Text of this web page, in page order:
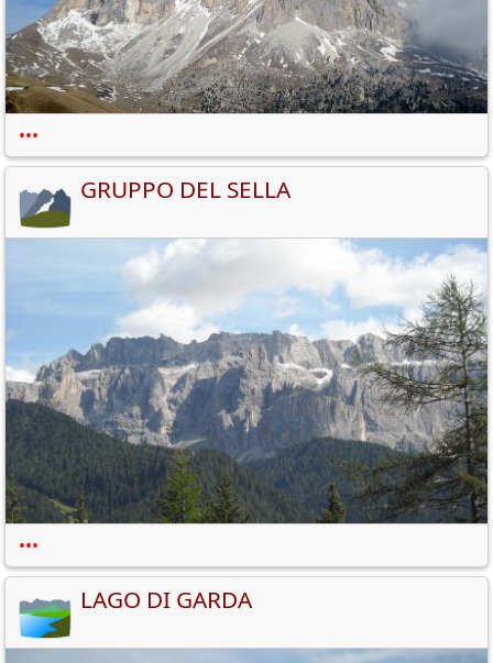
•••
GRUPPO DEL SELLA
•••
LAGO DI GARDA